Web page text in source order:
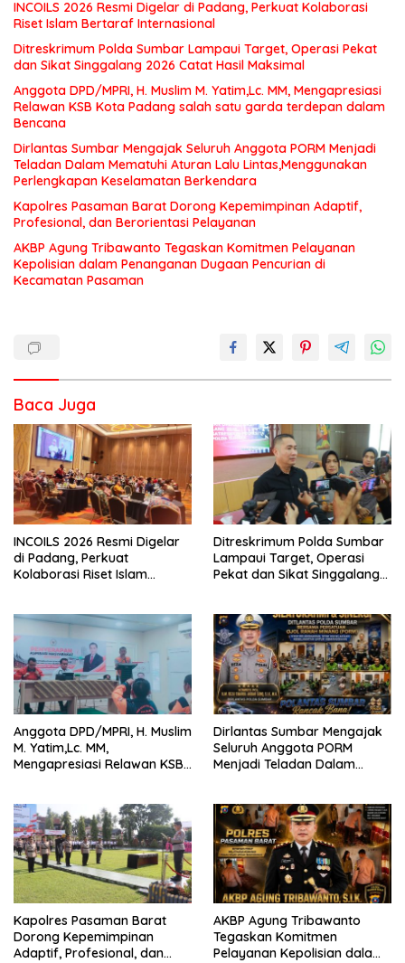
INCOILS 2026 Resmi Digelar di Padang, Perkuat Kolaborasi
Riset Islam Bertaraf Internasional
Ditreskrimum Polda Sumbar Lampaui Target, Operasi Pekat
dan Sikat Singgalang 2026 Catat Hasil Maksimal
Anggota DPD/MPRI, H. Muslim M. Yatim,Lc. MM, Mengapresiasi
Relawan KSB Kota Padang salah satu garda terdepan dalam
Bencana
Dirlantas Sumbar Mengajak Seluruh Anggota PORM Menjadi
Teladan Dalam Mematuhi Aturan Lalu Lintas,Menggunakan
Perlengkapan Keselamatan Berkendara
Kapolres Pasaman Barat Dorong Kepemimpinan Adaptif,
Profesional, dan Berorientasi Pelayanan
AKBP Agung Tribawanto Tegaskan Komitmen Pelayanan
Kepolisian dalam Penanganan Dugaan Pencurian di
Kecamatan Pasaman
Baca Juga
INCOILS 2026 Resmi Digelar
di Padang, Perkuat
Kolaborasi Riset Islam
Ditreskrimum Polda Sumbar
Lampaui Target, Operasi
Pekat dan Sikat Singgalang
Anggota DPD/MPRI, H. Muslim
M. Yatim,Lc. MM,
Mengapresiasi Relawan KSB
Bencana
Dirlantas Sumbar Mengajak
Seluruh Anggota PORM
Menjadi Teladan Dalam
Perlengkapan Keselamatan
Berkendara
Kapolres Pasaman Barat
Dorong Kepemimpinan
Adaptif, Profesional, dan
AKBP Agung Tribawanto
Tegaskan Komitmen
Pelayanan Kepolisian dalam